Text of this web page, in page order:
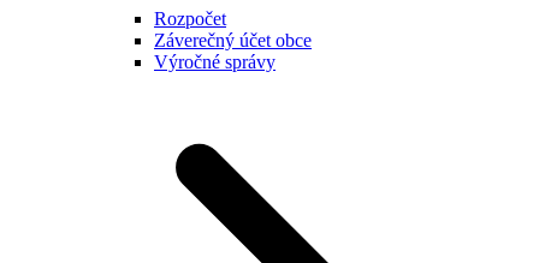
Rozpočet
Záverečný účet obce
Výročné správy